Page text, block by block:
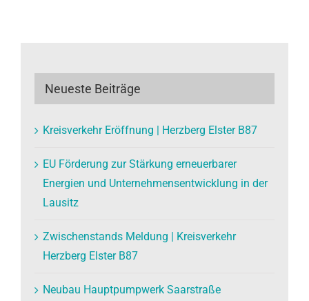
Neueste Beiträge
Kreisverkehr Eröffnung | Herzberg Elster B87
EU Förderung zur Stärkung erneuerbarer
Energien und Unternehmensentwicklung in der
Lausitz
Zwischenstands Meldung | Kreisverkehr
Herzberg Elster B87
Neubau Hauptpumpwerk Saarstraße